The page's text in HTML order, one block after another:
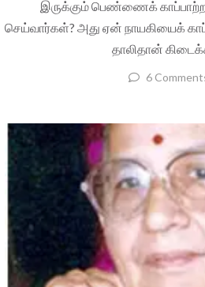
இருக்கும் பெண்ணைக்
செய்வார்கள்? அது ஏன் நாயகியைக்
தாலிதான்
6